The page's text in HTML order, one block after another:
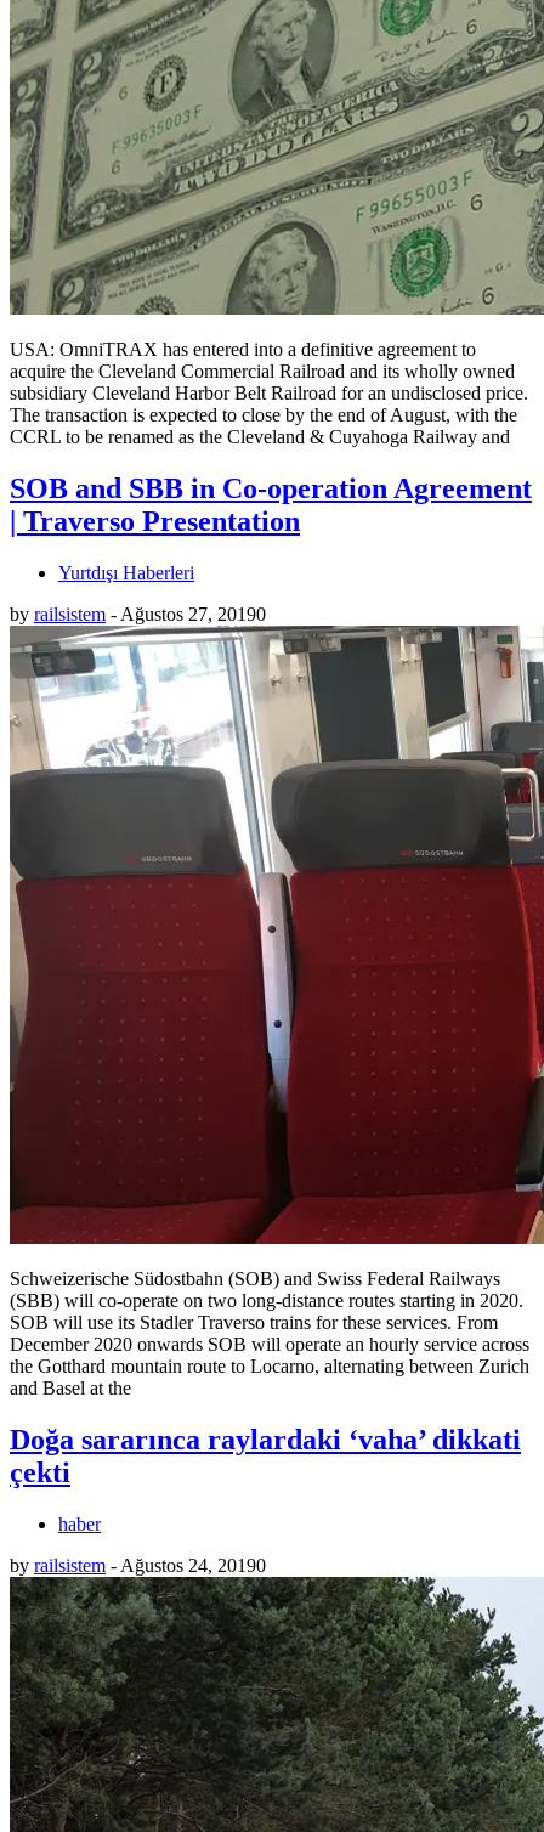
USA: OmniTRAX has entered into a definitive agreement to
acquire the Cleveland Commercial Railroad and its wholly owned
subsidiary Cleveland Harbor Belt Railroad for an undisclosed price.
The transaction is expected to close by the end of August, with the
CCRL to be renamed as the Cleveland & Cuyahoga Railway and
SOB and SBB in Co-operation Agreement
| Traverso Presentation
Yurtdışı Haberleri
by railsistem - Ağustos 27, 20190
Schweizerische Südostbahn (SOB) and Swiss Federal Railways
(SBB) will co-operate on two long-distance routes starting in 2020.
SOB will use its Stadler Traverso trains for these services. From
December 2020 onwards SOB will operate an hourly service across
the Gotthard mountain route to Locarno, alternating between Zurich
and Basel at the
Doğa sararınca raylardaki ‘vaha’ dikkati
çekti
haber
by railsistem - Ağustos 24, 20190